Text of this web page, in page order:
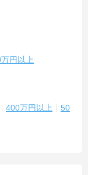
円以上
400万円以上
50